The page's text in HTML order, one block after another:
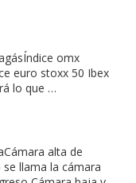
omx
euro stoxx 50 Ibex
lo que …
alta de
llama la cámara